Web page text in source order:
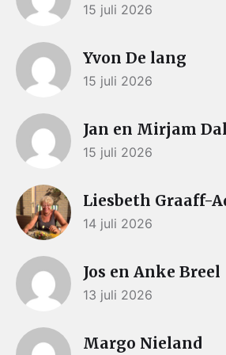
15 juli 2026
Yvon De lang
15 juli 2026
Jan en Mirjam
15 juli 2026
Liesbeth Graaff-
14 juli 2026
Jos en Anke Breel
13 juli 2026
Margo Nieland